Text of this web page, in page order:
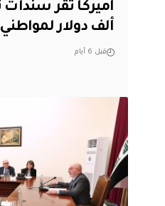
ألف دولار لمواطني 50 دولة
قبل 6 أيام